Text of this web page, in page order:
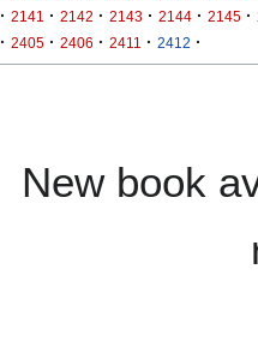
· 2141 · 2142 · 2143 · 2144 · 2145 ·
· 2405 · 2406 · 2411 · 2412 ·
New book